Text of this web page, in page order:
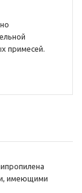
примесей.
имеющими